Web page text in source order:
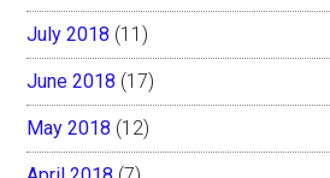
July 2018 (11)
June 2018 (17)
May 2018 (12)